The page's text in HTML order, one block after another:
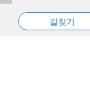
길찾기